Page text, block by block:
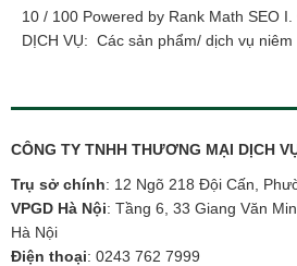
10 / 100 Powered by Rank Math SEO
DỊCH VỤ: Các sản phẩm/ dịch vụ niêm
CÔNG TY TNHH THƯƠNG MẠI DỊCH
Trụ sở chính: 12 Ngõ 218 Đội Cấn,
VPGD Hà Nội: Tầng 6, 33 Giang Văn
Hà Nội
Điện thoại: 0243 762 7999